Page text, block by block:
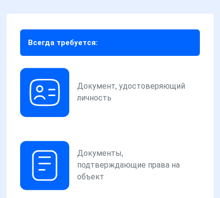
Всегда требуется:
Документ, удостоверяющий
личность
Документы,
подтверждающие права на
объект